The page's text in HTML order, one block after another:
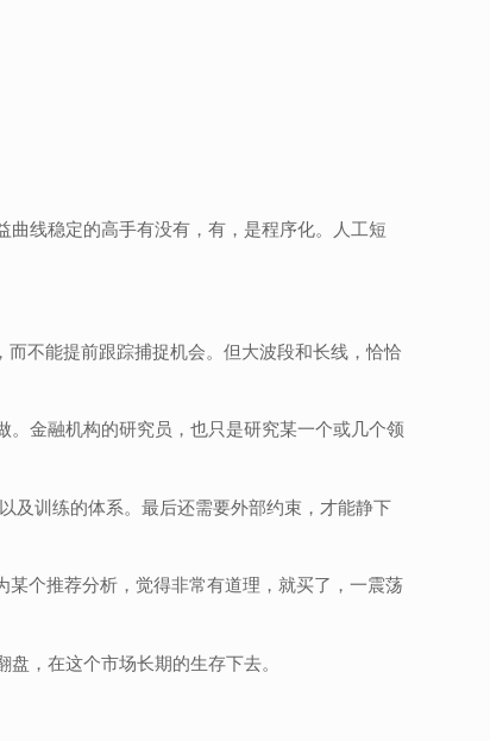
线稳定的高手有没有，有，是程序化。人工短
不能提前跟踪捕捉机会。但大波段和长线，恰恰
金融机构的研究员，也只是研究某一个或几个领
及训练的体系。最后还需要外部约束，才能静下
个推荐分析，觉得非常有道理，就买了，一震荡
，在这个市场长期的生存下去。